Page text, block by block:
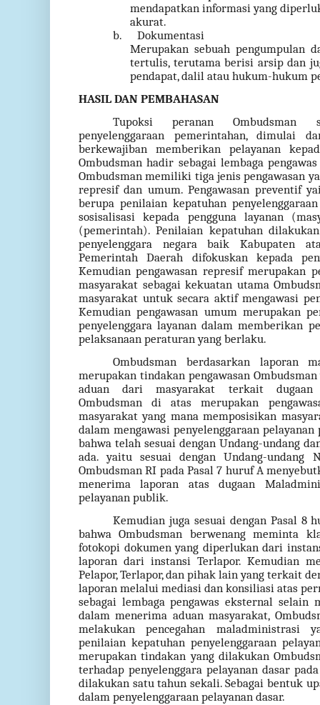
mendapatkan informasi yang
akurat.
b.
Dokumentasi
Merupakan sebuah pengumpulan
tertulis, terutama berisi arsip dan
pendapat, dalil atau hukum-hukum
HASIL DAN PEMBAHASAN
Tupoksi peranan Ombudsman
penyelenggaraan pemerintahan, dimulai
berkewajiban memberikan pelayanan
Ombudsman hadir sebagai lembaga
Ombudsman memiliki tiga jenis pengawasan
represif dan umum. Pengawasan preventif
berupa penilaian kepatuhan
sosisalisasi kepada pengguna layanan
(pemerintah). Penilaian kepatuhan
penyelenggara negara baik Kabupaten
Pemerintah Daerah difokuskan kepada
Kemudian pengawasan represif merupakan
masyarakat sebagai kekuatan utama
masyarakat untuk secara aktif mengawasi
Kemudian pengawasan umum merupakan
penyelenggara layanan dalam memberikan
pelaksanaan peraturan yang berlaku.
Ombudsman berdasarkan laporan
merupakan tindakan pengawasan
aduan dari masyarakat terkait dugaan
Ombudsman di atas merupakan
masyarakat yang mana memposisikan
dalam mengawasi penyelenggaraan
bahwa telah sesuai dengan Undang-undang
ada. yaitu sesuai dengan Undang-undang
Ombudsman RI pada Pasal 7 huruf A
menerima laporan atas dugaan
pelayanan publik.
Kemudian juga sesuai dengan Pasal 8
bahwa Ombudsman berwenang meminta
fotokopi dokumen yang diperlukan dari
laporan dari instansi Terlapor. Kemudian
Pelapor, Terlapor, dan pihak lain yang terkait
laporan melalui mediasi dan konsiliasi atas
sebagai lembaga pengawas eksternal selain
dalam menerima aduan masyarakat,
melakukan pencegahan maladministrasi
penilaian kepatuhan penyelenggaraan
merupakan tindakan yang dilakukan
terhadap penyelenggara pelayanan dasar
dilakukan satu tahun sekali. Sebagai bentuk
dalam penyelenggaraan pelayanan dasar.